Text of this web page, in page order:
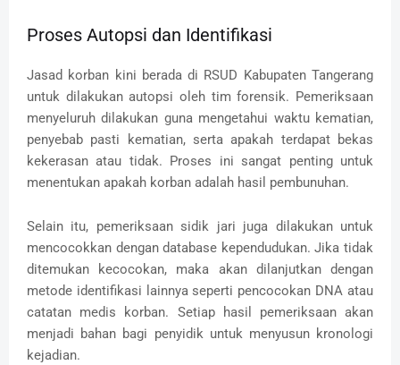
Proses Autopsi dan Identifikasi
Jasad korban kini berada di RSUD Kabupaten Tangerang
untuk dilakukan autopsi oleh tim forensik. Pemeriksaan
menyeluruh dilakukan guna mengetahui waktu kematian,
penyebab pasti kematian, serta apakah terdapat bekas
kekerasan atau tidak. Proses ini sangat penting untuk
menentukan apakah korban adalah hasil pembunuhan.
Selain itu, pemeriksaan sidik jari juga dilakukan untuk
mencocokkan dengan database kependudukan. Jika tidak
ditemukan kecocokan, maka akan dilanjutkan dengan
metode identifikasi lainnya seperti pencocokan DNA atau
catatan medis korban. Setiap hasil pemeriksaan akan
menjadi bahan bagi penyidik untuk menyusun kronologi
kejadian.